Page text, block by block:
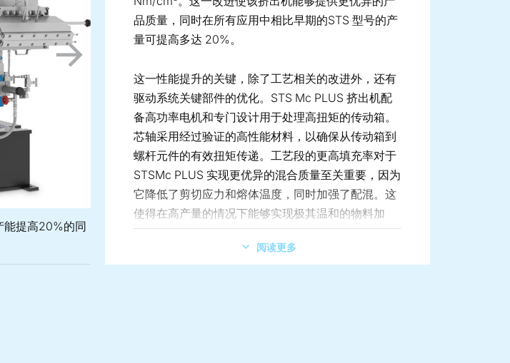
能提高20%的同
13.6 Nm/cm³，产能提高20%的同时也提升了产品质量。
高扭矩工况设计的齿轮箱。
品质量，同时在所有应用中相比早期的STS 型号的产
量可提高多达 20%。
这一性能提升的关键，除了工艺相关的改进外，还有
驱动系统关键部件的优化。STS Mc PLUS 挤出机配
备高功率电机和专门设计用于处理高扭矩的传动箱。
芯轴采用经过验证的高性能材料，以确保从传动箱到
螺杆元件的有效扭矩传递。工艺段的更高填充率对于
STSMc PLUS 实现更优异的混合质量至关重要，因为
它降低了剪切应力和熔体温度，同时加强了配混。这
使得在高产量的情况下能够实现极其温和的物料加
工。
阅读更多